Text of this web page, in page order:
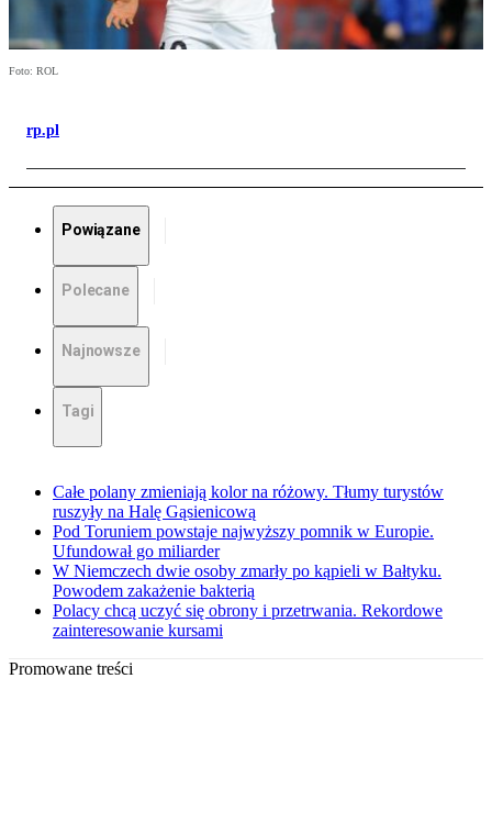
Foto: ROL
rp.pl
Powiązane
Polecane
Najnowsze
Tagi
Całe polany zmieniają kolor na różowy. Tłumy turystów
ruszyły na Halę Gąsienicową
Pod Toruniem powstaje najwyższy pomnik w Europie.
Ufundował go miliarder
W Niemczech dwie osoby zmarły po kąpieli w Bałtyku.
Powodem zakażenie bakterią
Polacy chcą uczyć się obrony i przetrwania. Rekordowe
zainteresowanie kursami
Promowane treści